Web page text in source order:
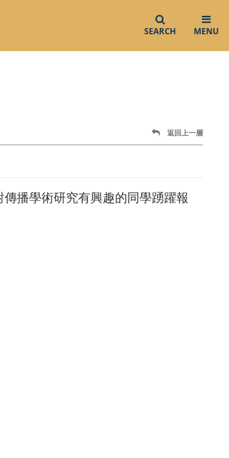
SEARCH MENU
返回上一層
播學術研究有興趣的同學踴躍報